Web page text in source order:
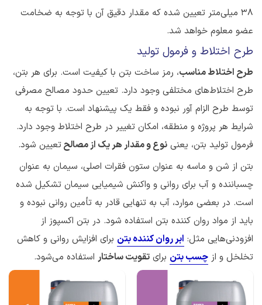
۳۸ میلی‌متر تعیین شده که مقدار دقیق آن با توجه به ضخامت
عضو معلوم خواهد شد.
طرح اختلاط و فرمول تولید
طرح اختلاط مناسب، رمز ساخت بتن با کیفیت است. برای هر بتن،
طرح اختلاط‌های مختلفی وجود دارد. تعیین حدود مصالح مصرفی
توسط طرح الزام آور نبوده و فقط یک پیشنهاد است. با توجه به
شرایط هر پروژه و منطقه، امکان تغییر در طرح اختلاط وجود دارد.
فرمول تولید بتن، یعنی نوع و مقدار هر یک از مصالحتعیین شود.
بتن از شن و ماسه به عنوان ستون فقرات اصلی، سیمان به عنوان
چسباننده و آب برای روانی و واکنش شیمیایی سیمان تشکیل شده
است. در بعضی موارد، آب به تنهایی قادر به تأمین روانی نبوده و
باید از مواد روان کننده بتن استفاده شود. در بتن اکسپوز از
افزودنی‌هایی مثل: ابر روان کننده بتن برای افزایش روانی و کاهش
تخلخل و از چسب بتن برای تقویت ساختار استفاده می‌شود.